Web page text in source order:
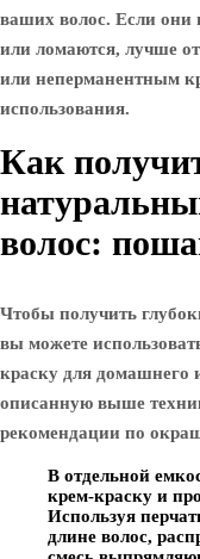
ваших волос. Если
или ломаются, лучше
или неперманентным
использования.
Как
волос:
Чтобы получить
вы можете
краску для домашнего
описанную выше
рекомендации по
В отдельной
крем-краску и
Используя
длине волос,